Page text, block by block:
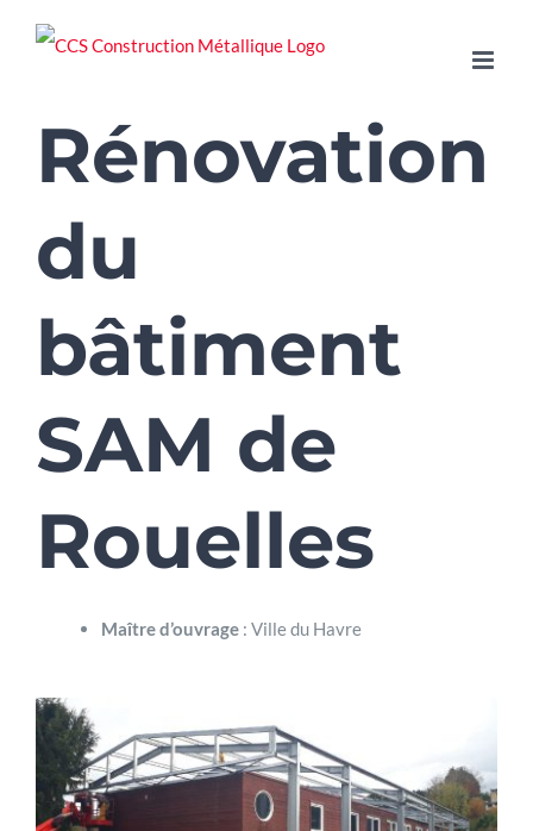
Passer
Rénovation
du
bâtiment
SAM de
Rouelles
Maître d’ouvrage : Ville du Havre